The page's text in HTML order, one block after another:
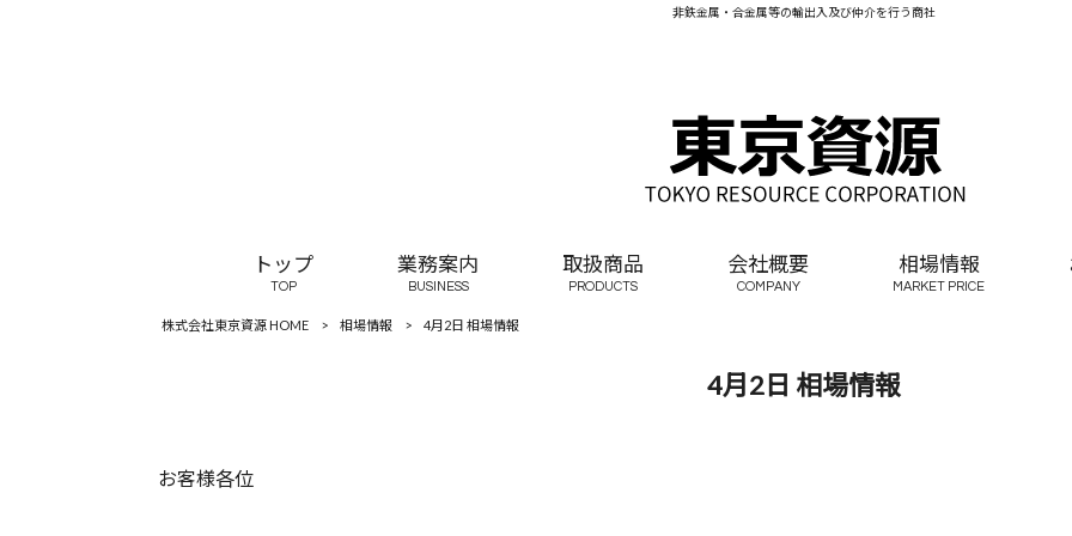
非鉄金属・合金属等の輸出入及び仲介を行う商社
トップ
TOP
業務案内
BUSINESS
取扱商品
PRODUCTS
会社概要
COMPANY
相場情報
MARKET PRICE
株式会社東京資源 HOME > 相場情報 > 4月2日 相場情報
4月2日 相場情報
お客様各位